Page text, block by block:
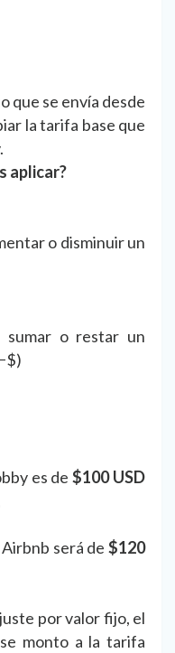
que se envía desde
la tarifa base que
aplicar?
o disminuir un
sumar o restar un
es de$100 USD
será de $120
por valor fijo, el
monto a la tarifa